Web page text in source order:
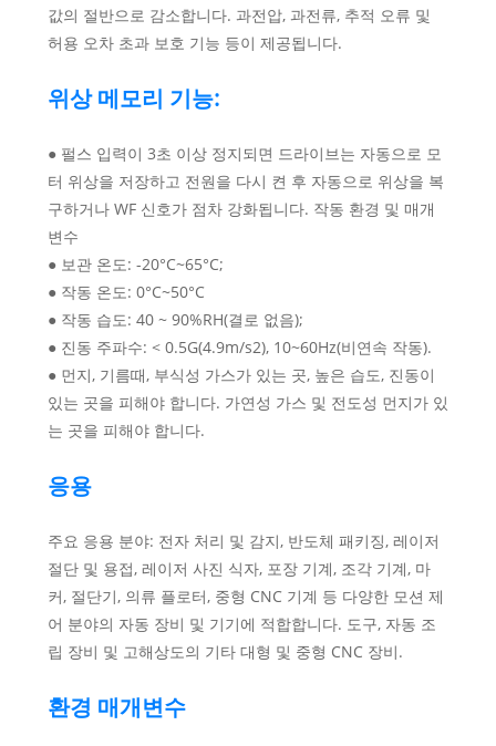
값의 절반으로 감소합니다. 과전압, 과전류, 추적 오류 및
허용 오차 초과 보호 기능 등이 제공됩니다.
위상 메모리 기능:
● 펄스 입력이 3초 이상 정지되면 드라이브는 자동으로 모
터 위상을 저장하고 전원을 다시 켠 후 자동으로 위상을 복
구하거나 WF 신호가 점차 강화됩니다. 작동 환경 및 매개
변수
● 보관 온도: -20°C~65°C;
● 작동 온도: 0°C~50°C
● 작동 습도: 40 ~ 90%RH(결로 없음);
● 진동 주파수: < 0.5G(4.9m/s2), 10~60Hz(비연속 작동).
● 먼지, 기름때, 부식성 가스가 있는 곳, 높은 습도, 진동이
있는 곳을 피해야 합니다. 가연성 가스 및 전도성 먼지가 있
는 곳을 피해야 합니다.
응용
주요 응용 분야: 전자 처리 및 감지, 반도체 패키징, 레이저
절단 및 용접, 레이저 사진 식자, 포장 기계, 조각 기계, 마
커, 절단기, 의류 플로터, 중형 CNC 기계 등 다양한 모션 제
어 분야의 자동 장비 및 기기에 적합합니다. 도구, 자동 조
립 장비 및 고해상도의 기타 대형 및 중형 CNC 장비.
환경 매개변수